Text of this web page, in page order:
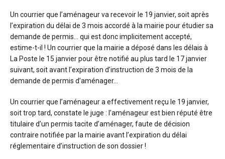
Un courrier que l’aménageur va recevoir le 19 janvier, soit après
l’expiration du délai de 3 mois accordé à la mairie pour étudier sa
demande de permis… qui est donc implicitement accepté,
estime-t-il ! Un courrier que la mairie a déposé dans les délais à
La Poste le 15 janvier pour être notifié au plus tard le 17 janvier
suivant, soit avant l’expiration d’instruction de 3 mois de la
demande de permis d’aménager…
Un courrier que l’aménageur a effectivement reçu le 19 janvier,
soit trop tard, constate le juge : l’aménageur est bien réputé être
titulaire d’un permis tacite d’aménager, faute de décision
contraire notifiée par la mairie avant l’expiration du délai
réglementaire d’instruction de son dossier !